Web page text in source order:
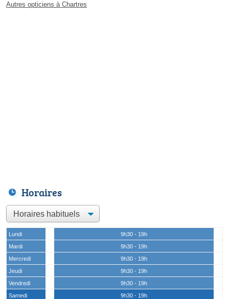
Autres opticiens à Chartres
Horaires
Lundi
9h30 - 19h
Mardi
9h30 - 19h
Mercredi
9h30 - 19h
Jeudi
9h30 - 19h
Vendredi
9h30 - 19h
Samedi
9h30 - 19h